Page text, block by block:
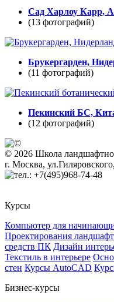
Сад Харлоу Карр,
(13 фотографий)
Брукергарден,
(11 фотографий)
Пекинский БС,
(12 фотографий)
© 2026 Школа
г. Москва,
+7(495)968-74-48
Курсы
Компьютер для
Проектирования
средств ПК Дизайн
Текстиль в интерьере
стен Курсы AutoCAD
Бизнес-курсы